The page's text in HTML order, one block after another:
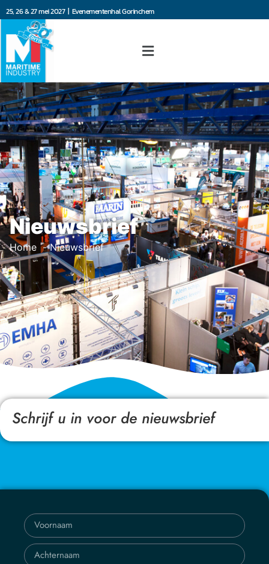
25, 26 & 27 mei 2027 | Evenementenhal Gorinchem
Nieuwsbrief
Home Nieuwsbrief
Schrijf u in voor de nieuwsbrief